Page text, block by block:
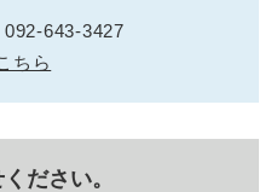
092-643-3427
ちら
ださい。